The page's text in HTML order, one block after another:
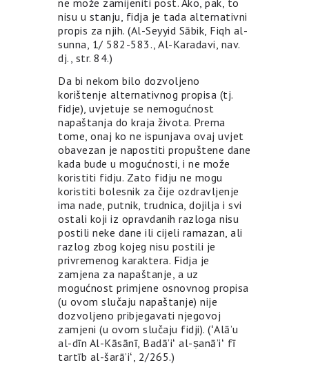
ne može zamijeniti post. Ako, pak, to
nisu u stanju, fidja je tada alternativni
propis za njih. (Al-Seyyid Sābik, Fiqh al-
sunna, 1/ 582-583., Al-Karadavi, nav.
dj., str. 84.)
Da bi nekom bilo dozvoljeno
korištenje alternativnog propisa (tj.
fidje), uvjetuje se nemogućnost
napaštanja do kraja života. Prema
tome, onaj ko ne ispunjava ovaj uvjet
obavezan je napostiti propuštene dane
kada bude u mogućnosti, i ne može
koristiti fidju. Zato fidju ne mogu
koristiti bolesnik za čije ozdravljenje
ima nade, putnik, trudnica, dojilja i svi
ostali koji iz opravdanih razloga nisu
postili neke dane ili cijeli ramazan, ali
razlog zbog kojeg nisu postili je
privremenog karaktera. Fidja je
zamjena za napaštanje, a uz
mogućnost primjene osnovnog propisa
(u ovom slučaju napaštanje) nije
dozvoljeno pribjegavati njegovoj
zamjeni (u ovom slučaju fidji). (ʻAlāʼu
al-dīn Al-Kāsānī, Badāʼiʻ al-ṣanāʼiʻ fī
tartīb al-šarāʼiʻ, 2/265.)